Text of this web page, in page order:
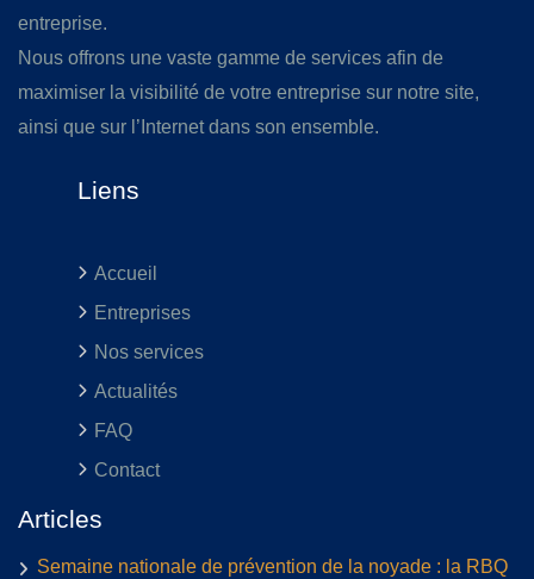
entreprise.
Nous offrons une vaste gamme de services afin de
maximiser la visibilité de votre entreprise sur notre site,
ainsi que sur l’Internet dans son ensemble.
Liens
Accueil
Entreprises
Nos services
Actualités
FAQ
Contact
Articles
Semaine nationale de prévention de la noyade : la RBQ